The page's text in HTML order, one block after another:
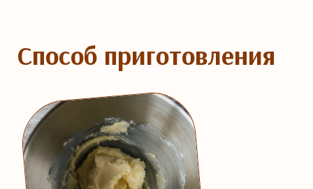
Способ приготовления